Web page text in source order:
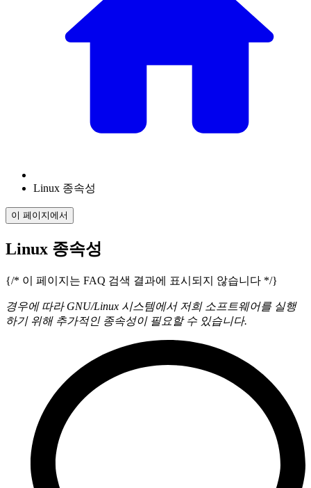
Linux 종속성
이 페이지에서
Linux 종속성
{/* 이 페이지는 FAQ 검색 결과에 표시되지 않습니다 */}
경우에 따라 GNU/Linux 시스템에서 저희 소프트웨어를 실행
하기 위해 추가적인 종속성이 필요할 수 있습니다.